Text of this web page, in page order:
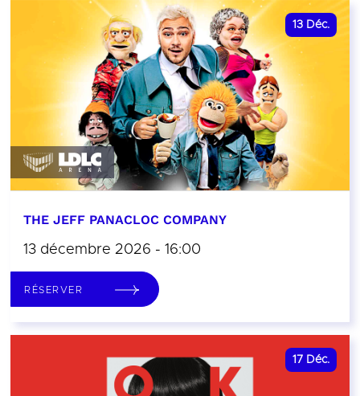
13 Déc.
THE JEFF PANACLOC COMPANY
13 décembre 2026 - 16:00
RÉSERVER
17 Déc.